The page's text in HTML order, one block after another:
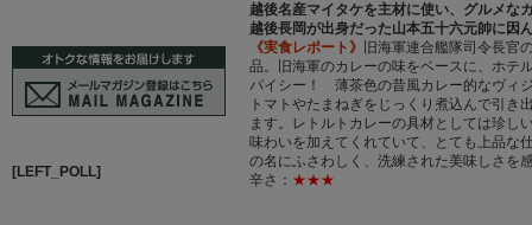
[LEFT_POLL]
越後名産マイタケを主材に使い、グルメな
越後長岡が出身だった山本五十六元帥に因
《実食レポート》
旧海軍連合艦隊司令長官
品。旧海軍のカレーの味をベースに、ホ
パイシー！ 薄茶色の昔風カレー的なヴィ
トマトやたまねぎをじっくり煮込んで引
ます。レトルトカレーの具材としては珍し
味わいを加えてくれていて、とても上品な
の名にふさわしく、洗練された美味しさ
辛さ： ★★★